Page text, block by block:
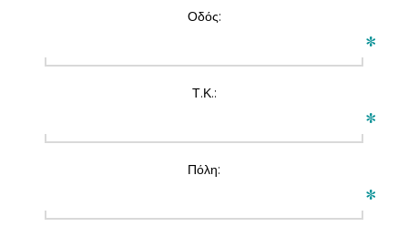
Οδός:
*
Τ.Κ.:
*
Πόλη:
*